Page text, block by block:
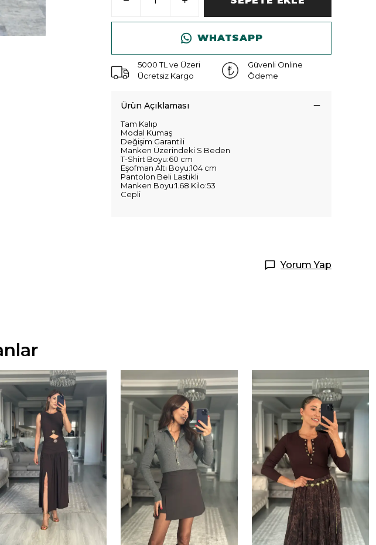
WHATSAPP
5000 TL ve Üzeri
Ücretsiz Kargo
Güvenli Online
Ödeme
Ürün Açıklaması
Tam Kalıp
Modal Kumaş
Değişim Garantili
Manken Üzerindeki S Beden
T-Shirt Boyu:60 cm
Eşofman Altı Boyu:104 cm
Pantolon Beli Lastikli
Manken Boyu:1.68 Kilo:53
Cepli
Yorum Yap